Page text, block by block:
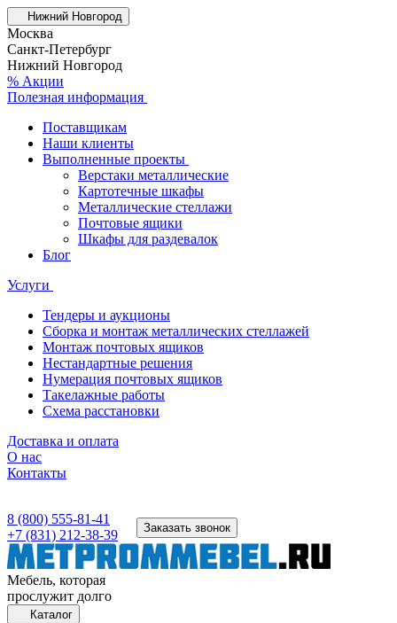
Нижний Новгород
Москва
Санкт-Петербург
Нижний Новгород
% Акции
Полезная информация
Поставщикам
Наши клиенты
Выполненные проекты
Верстаки металлические
Картотечные шкафы
Металлические стеллажи
Почтовые ящики
Шкафы для раздевалок
Блог
Услуги
Тендеры и аукционы
Сборка и монтаж металлических стеллажей
Монтаж почтовых ящиков
Нестандартные решения
Нумерация почтовых ящиков
Такелажные работы
Схема расстановки
Доставка и оплата
О нас
Контакты
8 (800) 555-81-41
+7 (831) 212-38-39
Заказать звонок
Мебель, которая
прослужит долго
Каталог